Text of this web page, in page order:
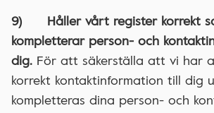
9) Håller vårt register korrekt
kompletterar person- och
dig. För att säkerställa att vi har
korrekt kontaktinformation till dig
kompletteras dina person- och